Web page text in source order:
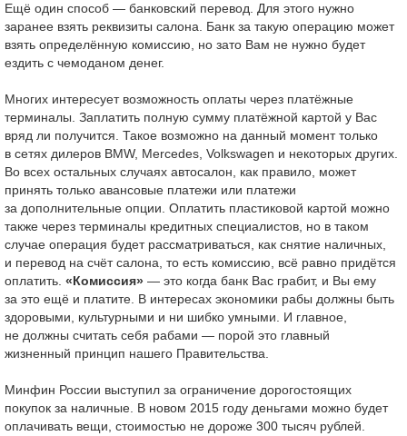
Ещё один способ — банковский перевод. Для этого нужно
заранее взять реквизиты салона. Банк за такую операцию может
взять определённую комиссию, но зато Вам не нужно будет
ездить с чемоданом денег.
Многих интересует возможность оплаты через платёжные
терминалы. Заплатить полную сумму платёжной картой у Вас
вряд ли получится. Такое возможно на данный момент только
в сетях дилеров BMW, Merсedes, Volkswagen и некоторых других.
Во всех остальных случаях автосалон, как правило, может
принять только авансовые платежи или платежи
за дополнительные опции. Оплатить пластиковой картой можно
также через терминалы кредитных специалистов, но в таком
случае операция будет рассматриваться, как снятие наличных,
и перевод на счёт салона, то есть комиссию, всё равно придётся
оплатить. «Комиссия» — это когда банк Вас грабит, и Вы ему
за это ещё и платите. В интересах экономики рабы должны быть
здоровыми, культурными и ни шибко умными. И главное,
не должны считать себя рабами — порой это главный
жизненный принцип нашего Правительства.
Минфин России выступил за ограничение дорогостоящих
покупок за наличные. В новом 2015 году деньгами можно будет
оплачивать вещи, стоимостью не дороже 300 тысяч рублей.